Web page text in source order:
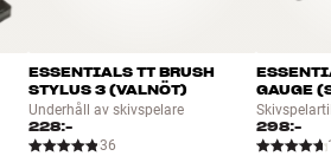
ESSENTIALS TT BRUSH
STYLUS 3 (VALNÖT)
Underhåll av skivspelare
228:-
36
GAUGE
298:-